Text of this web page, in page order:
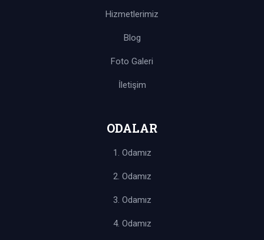
3 KİŞİ 3000 - 3300 TL
Hizmetlerimiz
Blog
Foto Galeri
İletişim
ODALAR
1. Odamız
2. Odamız
3. Odamız
4. Odamız